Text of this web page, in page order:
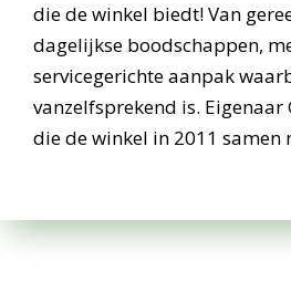
die de winkel biedt! Van
dagelijkse boodschappen,
servicegerichte aanpak
vanzelfsprekend is. Eigenaar
die de winkel in 2011 samen